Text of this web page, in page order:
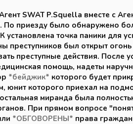
SWAT P.Squella вместе с
По приезду было обнаружено
установлена точка паники для
преступников был открыт
преступные действия. После
помощь, надеты
*бейджик* которого будет
юнит которого приехал на
миранда была
При прямом вопросе
*ОБГОВОРЕНЫ* права